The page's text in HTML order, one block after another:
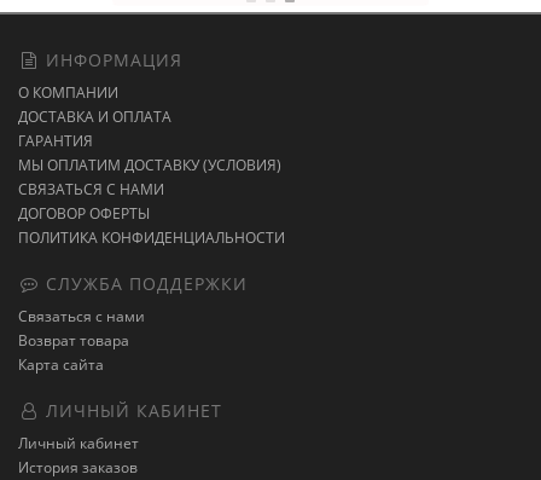
ИНФОРМАЦИЯ
О КОМПАНИИ
ДОСТАВКА И ОПЛАТА
ГАРАНТИЯ
МЫ ОПЛАТИМ ДОСТАВКУ (УСЛОВИЯ)
СВЯЗАТЬСЯ С НАМИ
ДОГОВОР ОФЕРТЫ
ПОЛИТИКА КОНФИДЕНЦИАЛЬНОСТИ
СЛУЖБА ПОДДЕРЖКИ
Связаться с нами
Возврат товара
Карта сайта
ЛИЧНЫЙ КАБИНЕТ
Личный кабинет
История заказов